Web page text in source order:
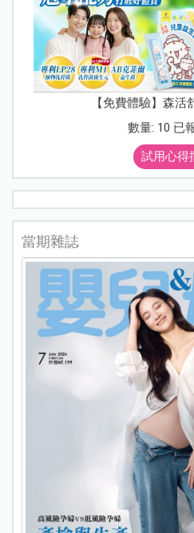
【免費體驗】森
數量: 10 已
試用心得
當期雜誌